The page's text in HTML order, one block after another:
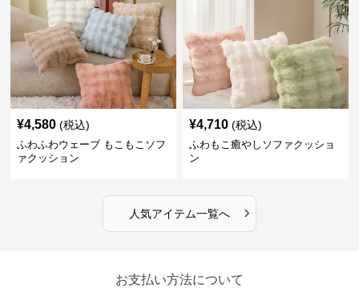
¥4,580 (税込)
ふわふわウェーブ もこもこソフ
ァクッション
¥4,710 (税込)
ふわもこ癒やしソファクッショ
ン
人気アイテム一覧へ ›
お支払い方法について